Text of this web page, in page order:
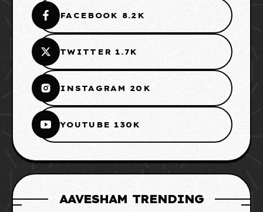
FACEBOOK 8.2K
TWITTER 1.7K
INSTAGRAM 20K
YOUTUBE 130K
AAVESHAM TRENDING